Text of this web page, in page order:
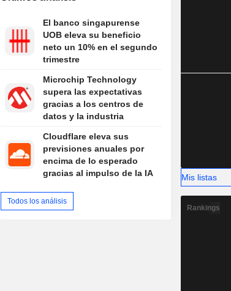
El banco singapurense
UOB eleva su beneficio
neto un 10% en el segundo
trimestre
Microchip Technology
supera las expectativas
gracias a los centros de
datos y la industria
Cloudflare eleva sus
previsiones anuales por
encima de lo esperado
gracias al impulso de la IA
Todos los análisis
Mis listas
Rankings